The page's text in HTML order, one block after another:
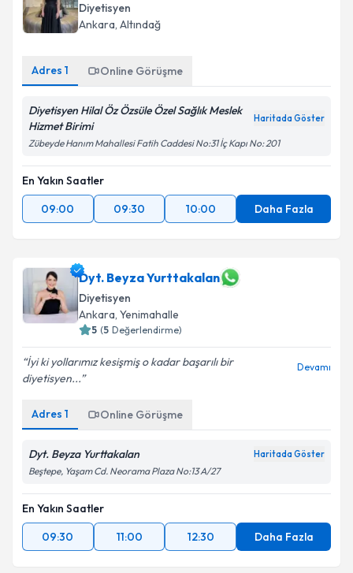
Diyetisyen
Ankara, Altındağ
Adres 1 Online Görüşme
Diyetisyen Hilal Öz Özsüle Özel Sağlık Meslek
Hizmet Birimi
Haritada Göster
Zübeyde Hanım Mahallesi Fatih Caddesi No:31 İç Kapı No: 201
En Yakın Saatler
09:00
09:30 10:00 Daha Fazla
Dyt. Beyza Yurttakalan
Diyetisyen
Ankara, Yenimahalle
5 (5 Değerlendirme)
İyi ki yollarımız kesişmiş o kadar başarılı bir
diyetisyen...
Devamı
Adres 1 Online Görüşme
Dyt. Beyza Yurttakalan Haritada Göster
Beştepe, Yaşam Cd. Neorama Plaza No:13 A/27
En Yakın Saatler
09:30
11:00 12:30 Daha Fazla